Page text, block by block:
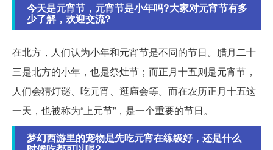
今天是元宵节，元宵节是小年吗?大家对元宵节有多
少了解，欢迎交流?
在北方，人们认为小年和元宵节是不同的节日。腊月二十
三是北方的小年，也是祭灶节；而正月十五则是元宵节，
人们会猜灯谜、吃元宵、逛庙会等。而在农历正月十五这
一天，也被称为“上元节”，是一个重要的节日。
梦幻西游里的宠物是先吃元宵在练级好，还是什么